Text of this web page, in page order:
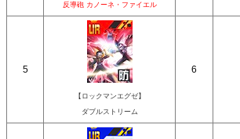
反導砲 カノーネ・ファイエル
5
【ロックマンエグゼ】
ダブルストリーム
6